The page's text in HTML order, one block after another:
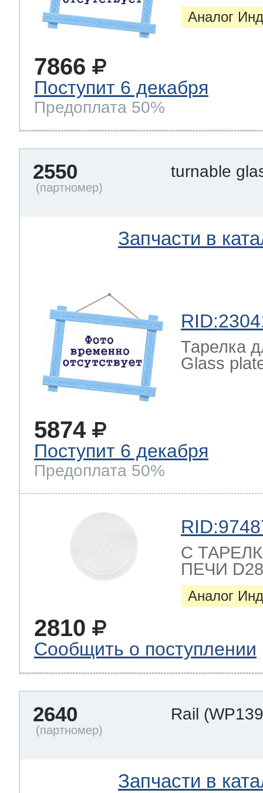
Аналог
7866
Поступит 6 декабря
Предоплата 50%
2550 turnable
Запчасти в
Тарелка
Glass
5874
Поступит 6 декабря
Предоплата 50%
C
ПЕЧИ
Аналог
2810
Сообщить о поступлении
2640 Rail
Запчасти в